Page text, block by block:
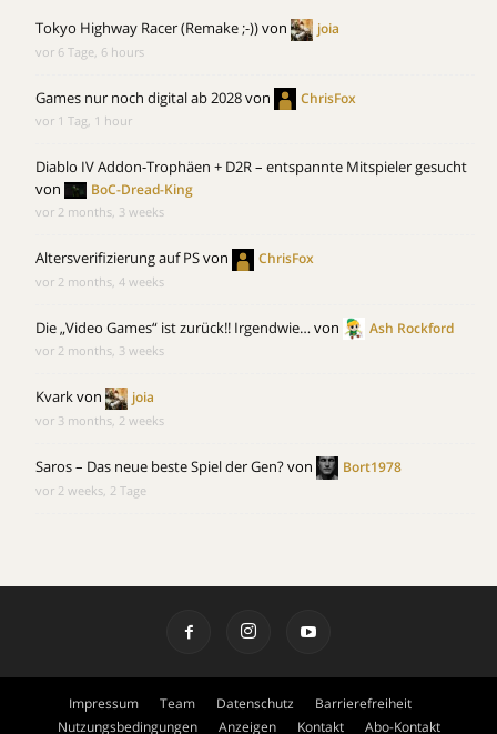
Tokyo Highway Racer (Remake ;-))von joia
vor 6 Tage, 6 hours
Games nur noch digital ab 2028von ChrisFox
vor 1 Tag, 1 hour
Diablo IV Addon-Trophäen + D2R – entspannte Mitspieler gesucht
von
BoC-Dread-King
vor 2 months, 3 weeks
Altersverifizierung auf PSvon ChrisFox
vor 2 months, 4 weeks
Die „Video Games“ ist zurück!! Irgendwie…von Ash Rockford
vor 2 months, 3 weeks
Kvarkvon joia
vor 3 months, 2 weeks
Saros – Das neue beste Spiel der Gen?von Bort1978
vor 2 weeks, 2 Tage
Impressum Team Datenschutz
Barrierefreiheit
Nutzungsbedingungen
Anzeigen Kontakt Abo-Kontakt